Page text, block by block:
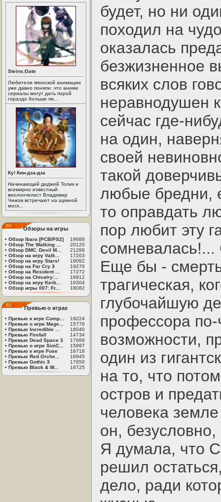
Steins;Gate
Любители японской анимации
уже давно поняли ,что аниме
сериалы могут дать порой
гораздо больше пи...
Ку! Кин-дза-дза
Начинающий диджей Толик и
всемирно известный
виолончелист Владимир
Чижов встречают на шумной
моск...
Обзоры на игры
• Обзор Ibara [PCB/PS2]
19688
• Обзор The Walking ...
20120
• Обзор DMC: Devil M...
21288
• Обзор на игру Valk...
17203
• Обзор на игру Stars!
19082
• Обзор на Far Cry 3
19276
• Обзор на Resident ...
17272
• Обзор на Chivalry:...
18912
• Обзор на игру Kerb...
19304
• Обзор игры 007: Fr... 18082
Превью о играх
• Превью к игре Comp...
19224
• Превью о игре Mage...
15776
• Превью Incredible ...
16040
• Превью Firefall
14734
• Превью Dead Space 3
17666
• Превью о игре SimC...
15997
• Превью к игре Fuse
16718
• Превью Red Orche...
16945
• Превью Gothic 3
17650
• Превью Black & W... 18725
будет, но ни
походил на
оказалась
безжизненное
всяких слов
неравнодушен
сейчас где-
на один,
своей
такой
любые бредни,
то оправдать
пор любит эту
Еще бы -
трагическая,
глубочайшую
профессора
возможности,
один из
на то, что
остров и
человека
он,
Я думала, что
решил
дело, ради